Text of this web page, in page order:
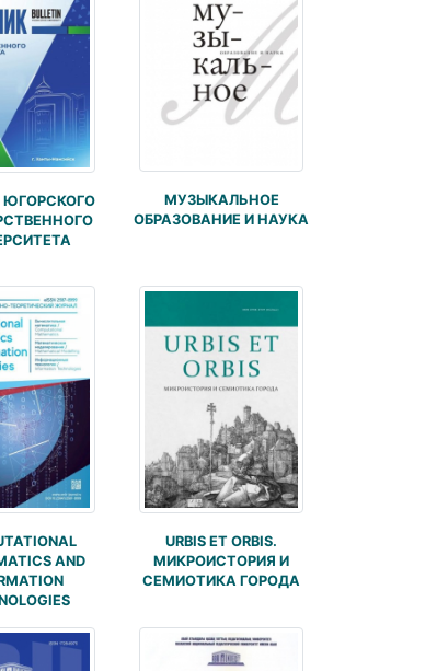
ЮГОРСКОГО
МУЗЫКАЛЬНОЕ
ОБРАЗОВАНИЕ И НАУКА
AND
URBIS ET ORBIS.
МИКРОИСТОРИЯ И
СЕМИОТИКА ГОРОДА